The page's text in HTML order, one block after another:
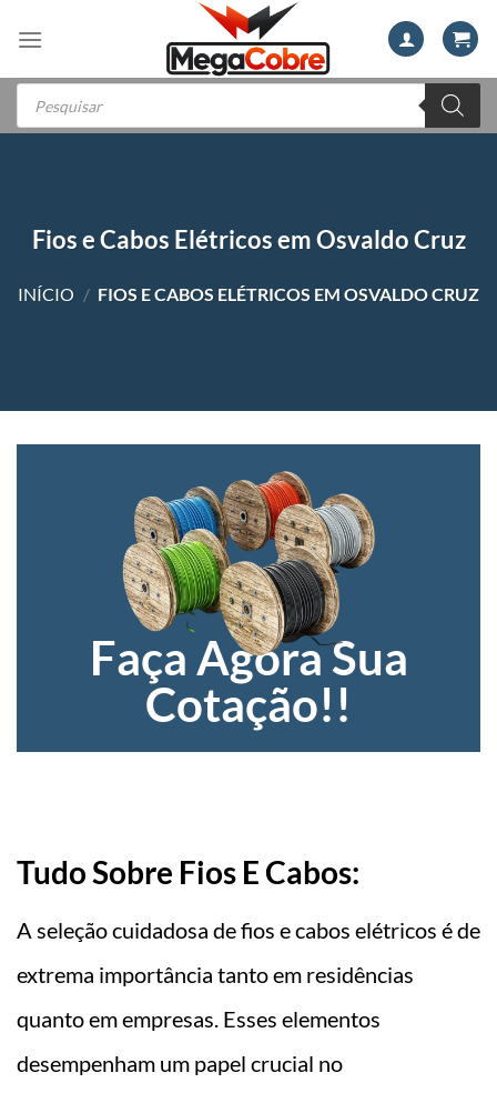
Pesquisar
produtos
Fios e Cabos Elétricos em Osvaldo Cruz
INÍCIO / FIOS E CABOS ELÉTRICOS EM OSVALDO CRUZ
Faça Agora Sua
Cotação!!
Tudo Sobre Fios E Cabos:
A seleção cuidadosa de fios e cabos elétricos é de
extrema importância tanto em residências
quanto em empresas. Esses elementos
desempenham um papel crucial no